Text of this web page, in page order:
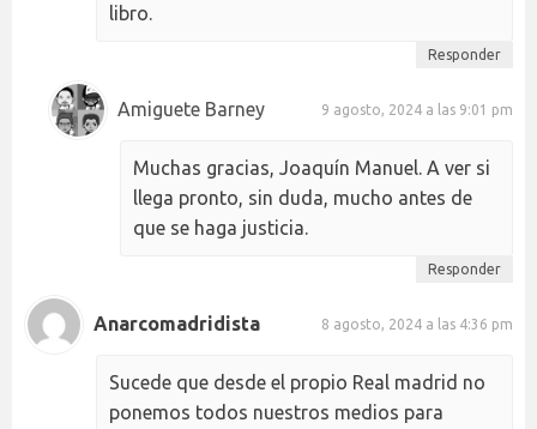
libro.
Responder
Amiguete Barney 9 agosto, 2024 a las 9:01 pm
Muchas gracias, Joaquín Manuel. A ver si
llega pronto, sin duda, mucho antes de
que se haga justicia.
Responder
Anarcomadridista 8 agosto, 2024 a las 4:36 pm
Sucede que desde el propio Real madrid no
ponemos todos nuestros medios para